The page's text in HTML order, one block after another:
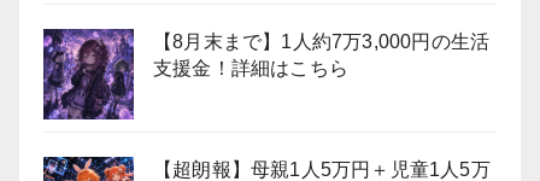
【8月末まで】1人約7万3,000円の生活
支援金！詳細はこちら
【超朗報】母親1人5万円＋児童1人5万